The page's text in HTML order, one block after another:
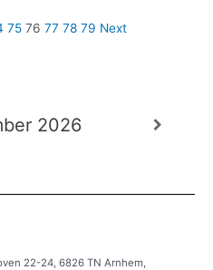
75 76 77 78 79 Next
2026
22-24, 6826 TN Arnhem,